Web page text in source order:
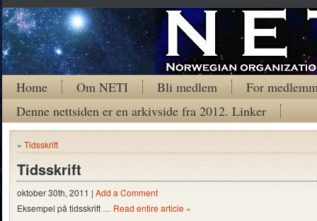
Home Om NETI Bli medlem
For
Denne nettsiden er en arkivside fra 2012. Linker
» Tidsskrift
Tidsskrift
oktober 30th, 2011 | Add a Comment
Eksempel på tidsskrift … Read entire article »